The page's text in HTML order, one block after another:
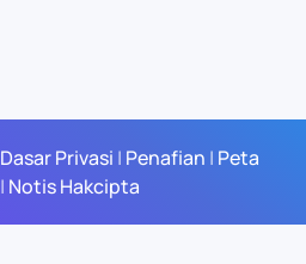
Dasar Privasi | Penafian | Peta
| Notis Hakcipta